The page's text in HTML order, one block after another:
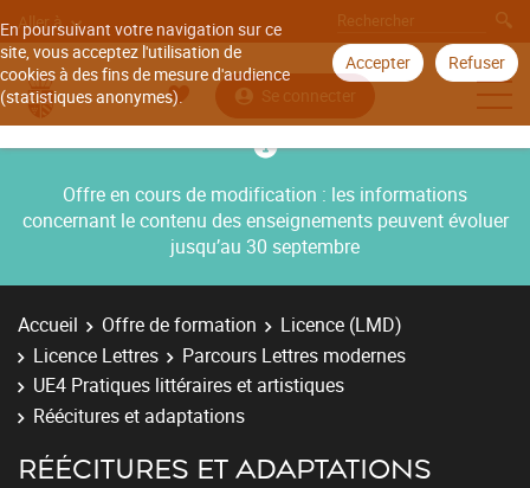
En poursuivant votre navigation sur ce
site, vous acceptez l'utilisation de
cookies à des fins de mesure d'audience
(statistiques anonymes).
Accepter Refuser
Aller à
Se connecter
Offre en cours de modification : les informations
concernant le contenu des enseignements peuvent évoluer
jusqu’au 30 septembre
Accueil Offre de formation
Licence (LMD)
Licence Lettres
Parcours Lettres modernes
UE4 Pratiques littéraires et artistiques
Réécitures et adaptations
RÉÉCITURES ET ADAPTATIONS